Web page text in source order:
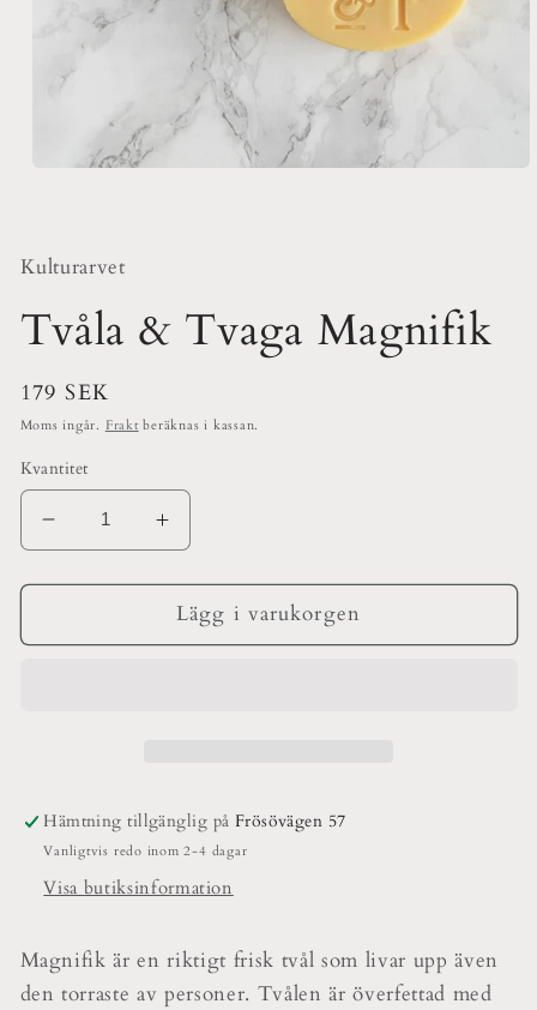
Kulturarvet
Tvåla & Tvaga Magnifik
Ordinarie
pris
179 SEK
Moms ingår. Fraktberäknas i kassan.
Kvantitet
Minska
kvantitet
för
&amp;
Öka
kvantitet
för
Tvåla
&amp;
Lägg i varukorgen
Hämtning tillgänglig på Frösövägen 57
Vanligtvis redo inom 2-4 dagar
Visa butiksinformation
Magnifik är en riktigt frisk tvål som livar upp även
den torraste av personer. Tvålen är överfettad med